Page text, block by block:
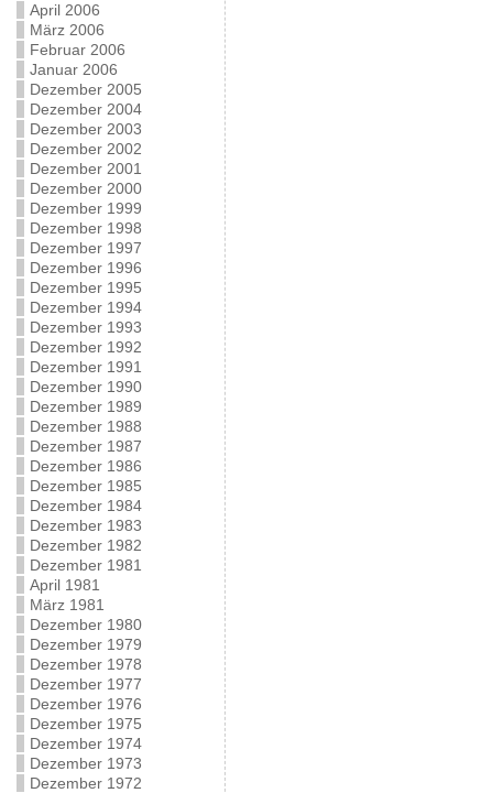
April 2006
März 2006
Februar 2006
Januar 2006
Dezember 2005
Dezember 2004
Dezember 2003
Dezember 2002
Dezember 2001
Dezember 2000
Dezember 1999
Dezember 1998
Dezember 1997
Dezember 1996
Dezember 1995
Dezember 1994
Dezember 1993
Dezember 1992
Dezember 1991
Dezember 1990
Dezember 1989
Dezember 1988
Dezember 1987
Dezember 1986
Dezember 1985
Dezember 1984
Dezember 1983
Dezember 1982
Dezember 1981
April 1981
März 1981
Dezember 1980
Dezember 1979
Dezember 1978
Dezember 1977
Dezember 1976
Dezember 1975
Dezember 1974
Dezember 1973
Dezember 1972